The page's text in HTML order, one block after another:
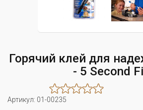
Горячий клей для
- 5 Second
Артикул: 01-00235